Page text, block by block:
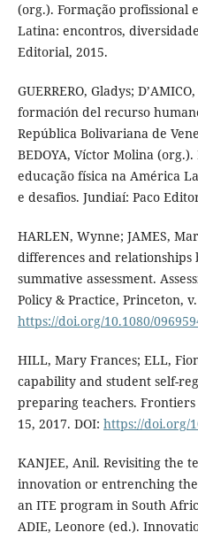
(org.). Formação profissional
Latina: encontros,
Editorial, 2015.
GUERRERO, Gladys;
formación del recurso
República Bolivariana de
BEDOYA, Víctor Molina
educação física na América
e desafios. Jundiaí: Paco
HARLEN, Wynne; JAMES,
differences and
summative assessment.
Policy & Practice, Princeton,
https://doi.org/10.1080/
HILL, Mary Frances; ELL,
capability and student self-
preparing teachers. Frontiers
15, 2017. DOI: https://doi.org/
KANJEE, Anil. Revisiting the
innovation or entrenching
an ITE program in South
ADIE, Leonore (ed.).